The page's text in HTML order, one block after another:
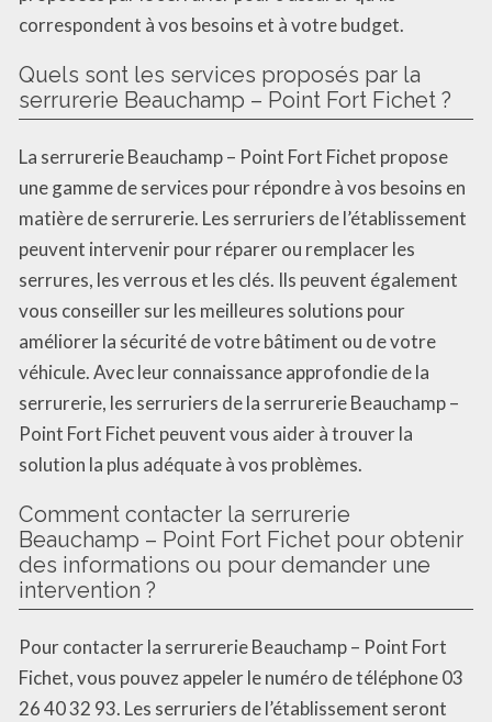
correspondent à vos besoins et à votre budget.
Quels sont les services proposés par la
serrurerie Beauchamp – Point Fort Fichet ?
La serrurerie Beauchamp – Point Fort Fichet propose
une gamme de services pour répondre à vos besoins en
matière de serrurerie. Les serruriers de l’établissement
peuvent intervenir pour réparer ou remplacer les
serrures, les verrous et les clés. Ils peuvent également
vous conseiller sur les meilleures solutions pour
améliorer la sécurité de votre bâtiment ou de votre
véhicule. Avec leur connaissance approfondie de la
serrurerie, les serruriers de la serrurerie Beauchamp –
Point Fort Fichet peuvent vous aider à trouver la
solution la plus adéquate à vos problèmes.
Comment contacter la serrurerie
Beauchamp – Point Fort Fichet pour obtenir
des informations ou pour demander une
intervention ?
Pour contacter la serrurerie Beauchamp – Point Fort
Fichet, vous pouvez appeler le numéro de téléphone 03
26 40 32 93. Les serruriers de l’établissement seront